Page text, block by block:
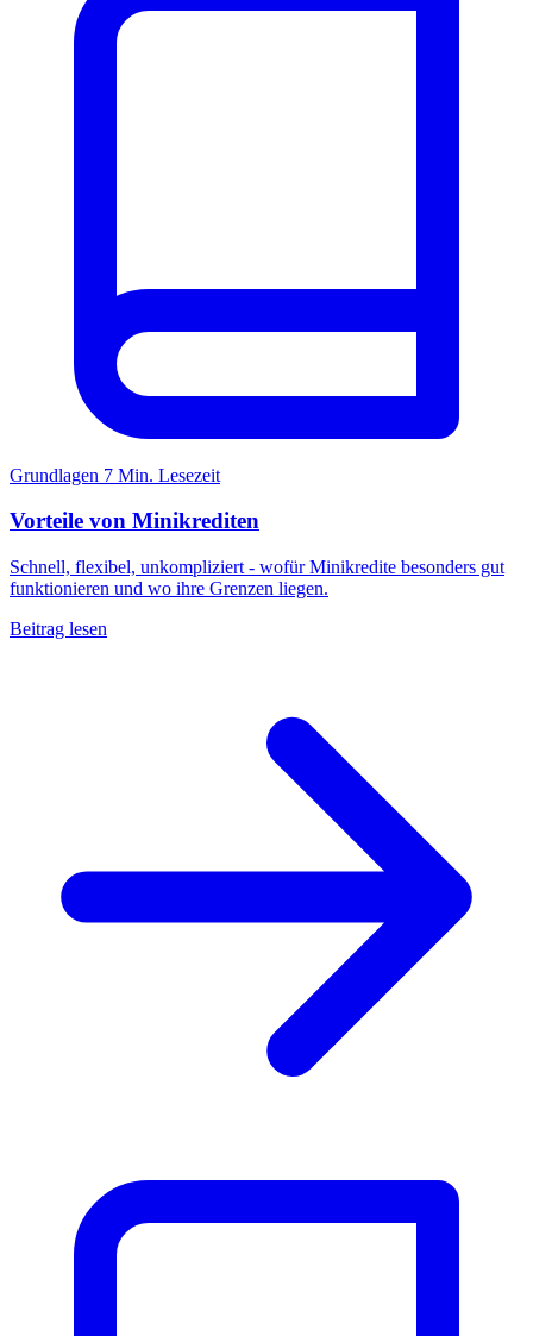
Grundlagen 7 Min. Lesezeit
Vorteile von Minikrediten
Schnell, flexibel, unkompliziert - wofür Minikredite besonders gut
funktionieren und wo ihre Grenzen liegen.
Beitrag lesen